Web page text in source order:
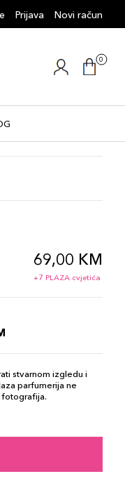
Prijava Novi račun
0
69,00 KM
+7 PLAZA cvjetića
stvarnom izgledu i
parfumerija ne
fotografija.